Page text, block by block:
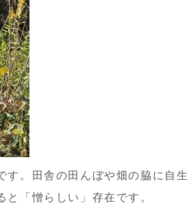
す。田舎の田んぼや畑の脇に自
と「憎らしい」存在です。